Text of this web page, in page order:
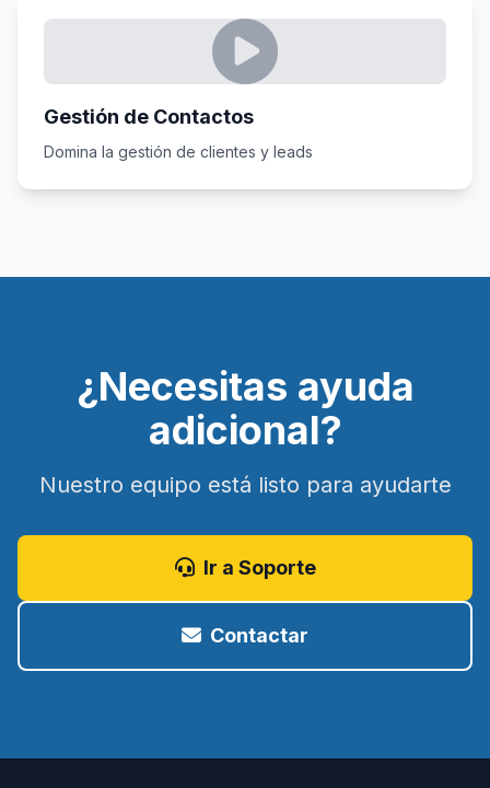
Gestión de Contactos
Domina la gestión de clientes y leads
¿Necesitas ayuda
adicional?
Nuestro equipo está listo para ayudarte
Ir a Soporte
Contactar